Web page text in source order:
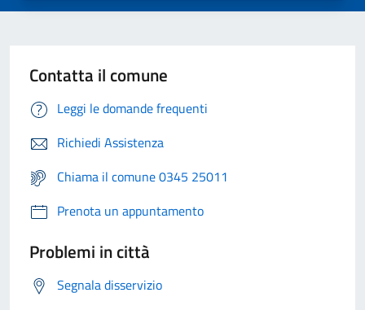
Contatta il comune
Leggi le domande frequenti
Richiedi Assistenza
Chiama il comune 0345 25011
Prenota un appuntamento
Problemi in città
Segnala disservizio